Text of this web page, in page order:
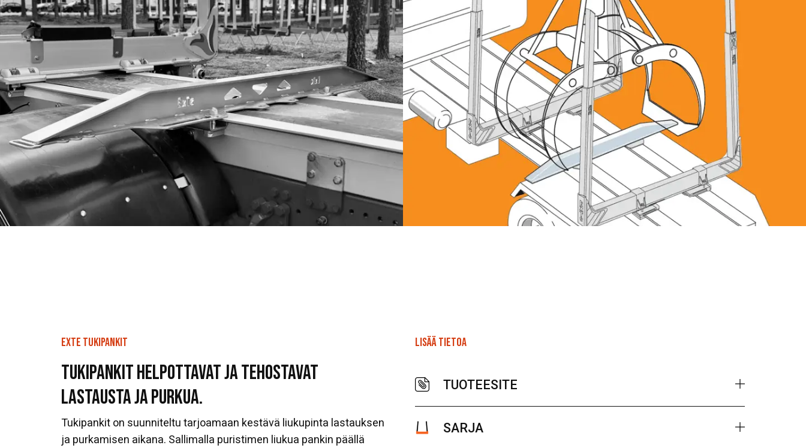
EXTE TUKIPANKIT
TUKIPANKIT HELPOTTAVAT JA TEHOSTAVAT
LASTAUSTA JA PURKUA.
Tukipankit on suunniteltu tarjoamaan kestävä liukupinta lastauksen
ja purkamisen aikana. Sallimalla puristimen liukua pankin päällä
LISÄÄ TIETOA
TUOTEESITE
SARJA